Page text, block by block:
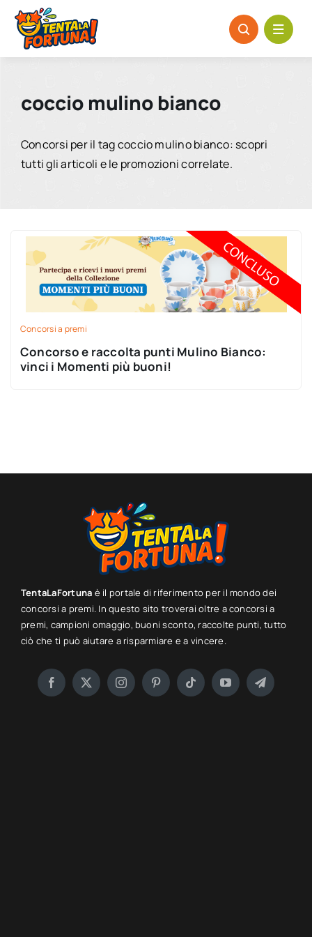
Salta
contenuto
coccio mulino bianco
Concorsi per il tag coccio mulino bianco: scopri
tutti gli articoli e le promozioni correlate.
Concorsi a premi
Concorso e raccolta punti Mulino Bianco:
vinci i Momenti più buoni!
TentaLaFortuna è il portale di riferimento per il mondo dei
concorsi a premi. In questo sito troverai oltre a concorsi a
premi, campioni omaggio, buoni sconto, raccolte punti, tutto
ciò che ti può aiutare a risparmiare e a vincere.